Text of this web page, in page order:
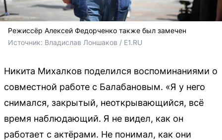
Режиссёр Алексей Федорченко также был замечен
Источник: Владислав Лоншаков / E1.RU
Никита Михалков поделился воспоминаниями о
совместной работе с Балабановым. «Я у него
снимался, закрытый, неоткрывающийся, всё
время наблюдающий. Я не видел, как он
работает с актёрами. Не понимал, как они